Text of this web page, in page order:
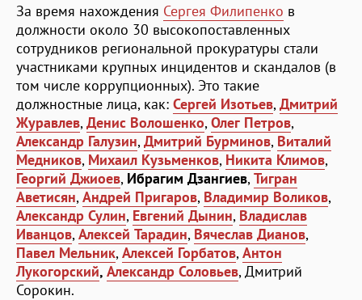
За время нахождения Сергея Филипенко в
должности около 30 высокопоставленных
сотрудников региональной прокуратуры стали
участниками крупных инцидентов и скандалов (в
том числе коррупционных). Это такие
должностные лица, как: Сергей Изотьев, Дмитрий
Журавлев, Денис Волошенко, Олег Петров,
Александр Галузин, Дмитрий Бурминов, Виталий
Медников, Михаил Кузьменков, Никита Климов,
Георгий Джиоев, Ибрагим Дзангиев, Тигран
Аветисян, Андрей Пригаров, Владимир Воликов,
Александр Сулин, Евгений Дынин, Владислав
Иванцов, Алексей Тарадин, Вячеслав Дианов,
Павел Мельник, Алексей Горбатов, Антон
Лукогорский, Александр Соловьев, Дмитрий
Сорокин.